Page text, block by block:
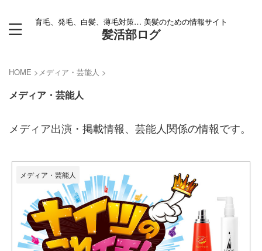
育毛、発毛、白髪、薄毛対策… 美髪のための情報サイト
髪活部ログ
HOME > メディア・芸能人 >
メディア・芸能人
メディア出演・掲載情報、芸能人関係の情報です。
メディア・芸能人